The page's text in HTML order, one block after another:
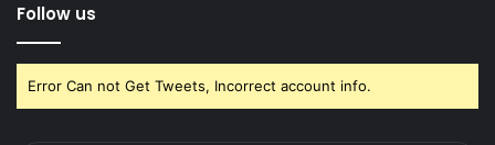
Follow us
Error Can not Get Tweets, Incorrect account info.